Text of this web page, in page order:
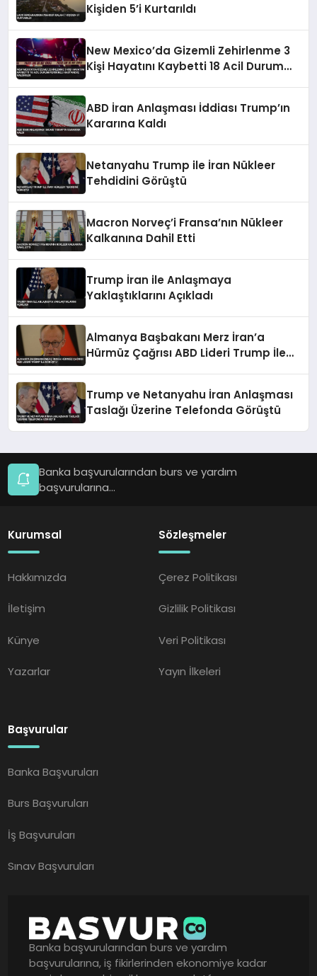
Kişiden 5’i Kurtarıldı
New Mexico’da Gizemli Zehirlenme 3
Kişi Hayatını Kaybetti 18 Acil Durum
ABD İran Anlaşması İddiası Trump’ın
Kararına Kaldı
Netanyahu Trump ile İran Nükleer
Tehdidini Görüştü
Macron Norveç’i Fransa’nın Nükleer
Kalkanına Dahil Etti
Trump İran ile Anlaşmaya
Yaklaştıklarını Açıkladı
Almanya Başbakanı Merz İran’a
Hürmüz Çağrısı ABD Lideri Trump İle
Trump ve Netanyahu İran Anlaşması
Taslağı Üzerine Telefonda Görüştü
Banka başvurularından burs ve yardım
başvurularına...
Kurumsal
Hakkımızda
İletişim
Künye
Yazarlar
Sözleşmeler
Çerez Politikası
Gizlilik Politikası
Veri Politikası
Yayın İlkeleri
Başvurular
Banka Başvuruları
Burs Başvuruları
İş Başvuruları
Sınav Başvuruları
Banka başvurularından burs ve yardım
başvurularına, iş fikirlerinden ekonomiye kadar